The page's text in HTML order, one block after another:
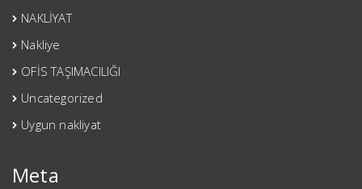
NAKLİYAT
Nakliye
OFİS TAŞIMACILIĞI
Uncategorized
Uygun nakliyat
Meta